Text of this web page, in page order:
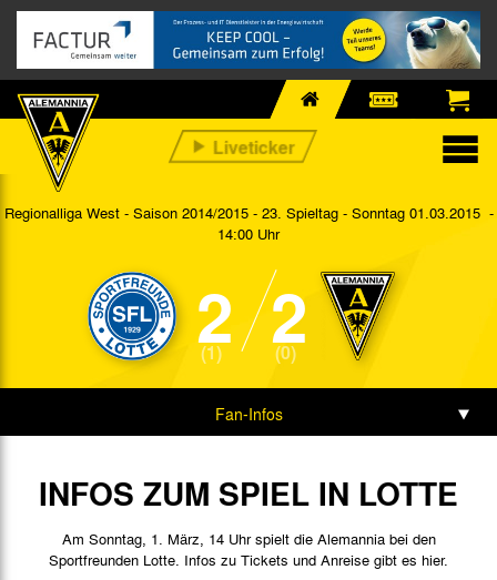
Regionalliga West - Saison 2014/2015 - 23. Spieltag - Sonntag 01.03.2015 -
14:00 Uhr
2
(1) 2
(0)
Fan-Infos
Spieldaten
Spielbericht
INFOS ZUM SPIEL IN LOTTE
Am Sonntag, 1. März, 14 Uhr spielt die Alemannia bei den
Sportfreunden Lotte. Infos zu Tickets und Anreise gibt es hier.